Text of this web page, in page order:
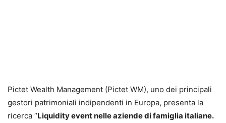
Pictet Wealth Management (Pictet WM), uno dei principali
gestori patrimoniali indipendenti in Europa, presenta la
ricerca “Liquidity event nelle aziende di famiglia italiane.